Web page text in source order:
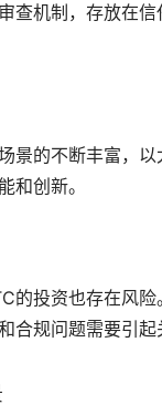
查机制，存放在
景的不断丰富，
和创新。
的投资也存在风
合规问题需要引起